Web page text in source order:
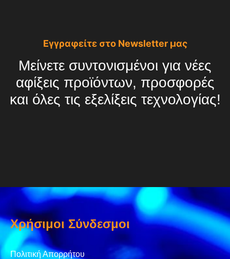
Εγγραφείτε στο Newsletter μας
Μείνετε συντονισμένοι για νέες
αφίξεις προϊόντων, προσφορές
και όλες τις εξελίξεις τεχνολογίας!
Χρήσιμοι Σύνδεσμοι
Πολιτική Απορρήτου